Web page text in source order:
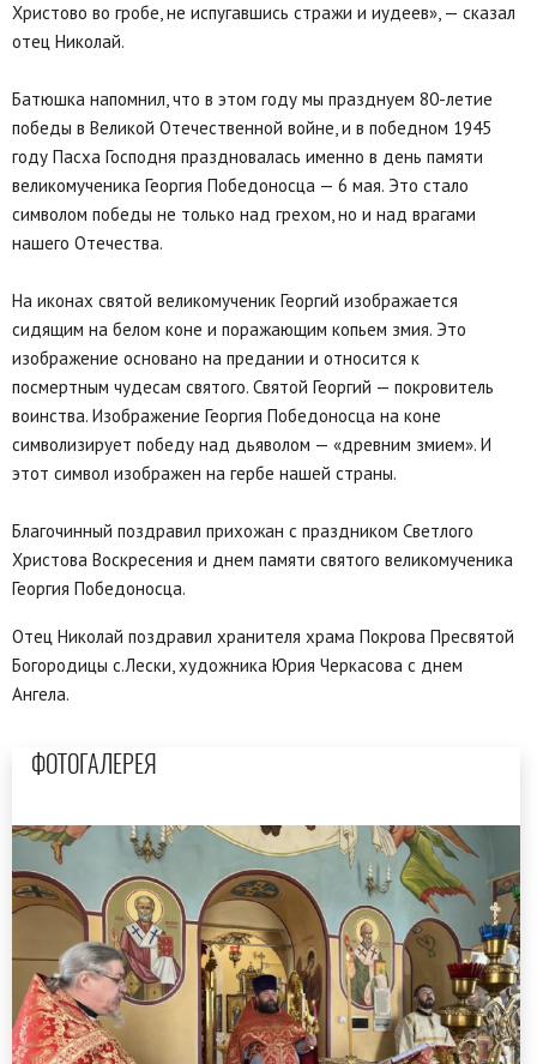
Христово во гробе, не испугавшись стражи и иудеев», — сказал
отец Николай.
Батюшка напомнил, что в этом году мы празднуем 80-летие
победы в Великой Отечественной войне, и в победном 1945
году Пасха Господня праздновалась именно в день памяти
великомученика Георгия Победоносца — 6 мая. Это стало
символом победы не только над грехом, но и над врагами
нашего Отечества.
На иконах святой великомученик Георгий изображается
сидящим на белом коне и поражающим копьем змия. Это
изображение основано на предании и относится к
посмертным чудесам святого. Святой Георгий — покровитель
воинства. Изображение Георгия Победоносца на коне
символизирует победу над дьяволом — «древним змием». И
этот символ изображен на гербе нашей страны.
Благочинный поздравил прихожан с праздником Светлого
Христова Воскресения и днем памяти святого великомученика
Георгия Победоносца.
Отец Николай поздравил хранителя храма Покрова Пресвятой
Богородицы с.Лески, художника Юрия Черкасова с днем
Ангела.
ФОТОГАЛЕРЕЯ